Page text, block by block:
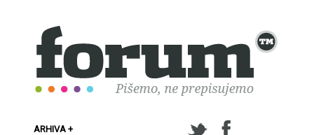
ARHIVA +